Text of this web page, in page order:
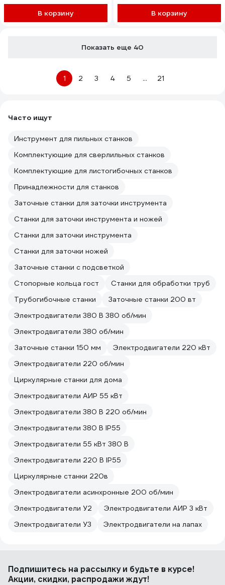
В корзину В корзину
Показать еще 40
1 2 3 4 5 ... 21
Часто ищут
Инструмент для пильных станков
Комплектующие для сверлильных станков
Комплектующие для листогибочных станков
Принадлежности для станков
Заточные станки для заточки инструмента
Станки для заточки инструмента и ножей
Станки для заточки инструмента
Станки для заточки ножей
Заточные станки с подсветкой
Стопорные кольца гост
Станки для обработки труб
Трубогибочные станки
Заточные станки 200 вт
Электродвигатели 380 В 380 об/мин
Электродвигатели 380 об/мин
Заточные станки 150 мм
Электродвигатели 220 кВт
Электродвигатели 220 об/мин
Циркулярные станки для дома
Электродвигатели АИР 55 кВт
Электродвигатели 380 В 220 об/мин
Электродвигатели 380 В IP55
Электродвигатели 55 кВт 380 В
Электродвигатели 220 В IP55
Циркулярные станки 220в
Электродвигатели асинхронные 200 об/мин
Электродвигатели У2
Электродвигатели АИР 3 кВт
Электродвигатели У3
Электродвигатели на лапах
Подпишитесь на рассылкуи будьте в курсе!
Акции, скидки, распродажи ждут!